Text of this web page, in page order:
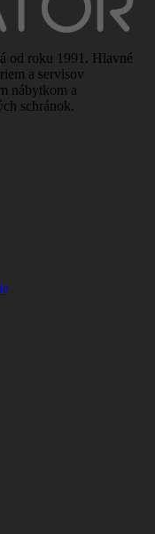
od roku 1991. Hlavné
a servisov
nábytkom a
schránok.